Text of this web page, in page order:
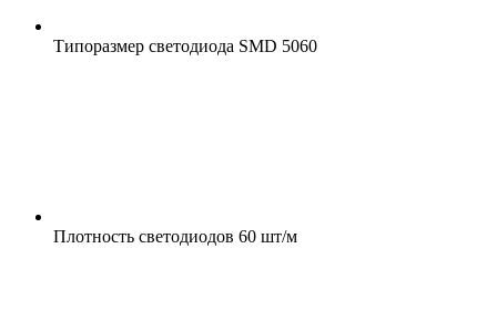
Типоразмер светодиода SMD 5060
Плотность светодиодов 60 шт/м